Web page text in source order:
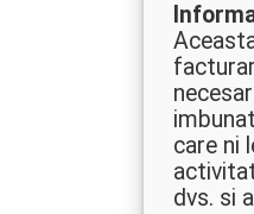
care ni
dvs. si